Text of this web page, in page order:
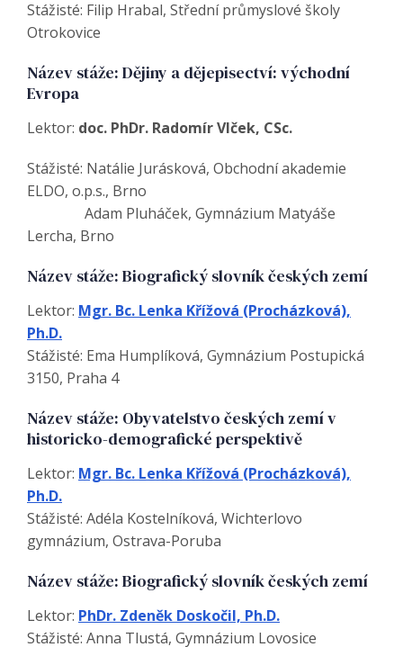
Stážisté: Filip Hrabal, Střední průmyslové školy
Otrokovice
Název stáže: Dějiny a dějepisectví: východní
Evropa
Lektor: doc. PhDr. Radomír Vlček, CSc.
Stážisté: Natálie Jurásková, Obchodní akademie
ELDO, o.p.s., Brno
Adam Pluháček, Gymnázium Matyáše
Lercha, Brno
Název stáže: Biografický slovník českých zemí
Lektor: Mgr. Bc. Lenka Křížová (Procházková),
Ph.D.
Stážisté: Ema Humplíková, Gymnázium Postupická
3150, Praha 4
Název stáže: Obyvatelstvo českých zemí v
historicko-demografické perspektivě
Lektor: Mgr. Bc. Lenka Křížová (Procházková),
Ph.D.
Stážisté: Adéla Kostelníková, Wichterlovo
gymnázium, Ostrava-Poruba
Název stáže: Biografický slovník českých zemí
Lektor: PhDr. Zdeněk Doskočil, Ph.D.
Stážisté: Anna Tlustá, Gymnázium Lovosice